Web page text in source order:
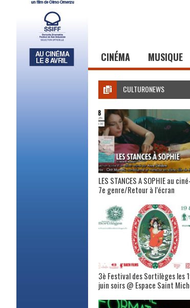
CINÉMA MUSIQUE
CULTURONEWS
LES STANCES A SOPHIE au
7e genre/Retour à l’écran
3è Festival des Sortilèges les
juin soirs @ Espace Saint